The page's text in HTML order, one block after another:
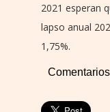
2021 esperan
lapso anual
1,75%.
Comentarios